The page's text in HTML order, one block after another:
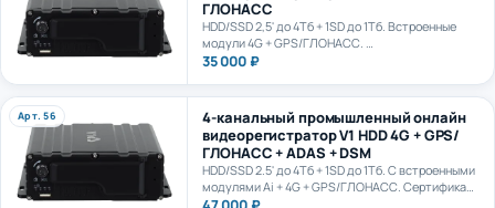
HDD/SSD 2,5' до 4Тб + 1SD до 1Тб. Встроенные
модули 4G + GPS/ГЛОНАСС.
Сертификат ПП969
35 000 ₽
Арт. 56
4-канальный промышленный онлайн
видеорегистратор V1 HDD 4G + GPS/
ГЛОНАСС + ADAS + DSM
HDD/SSD 2.5' до 4Тб + 1SD до 1Тб. С встроенными
модулями Ai + 4G + GPS/ГЛОНАСС. Сертификат
ПП969. Сертификат ИИ ГОСТ Р 70885-2023
47 000 ₽